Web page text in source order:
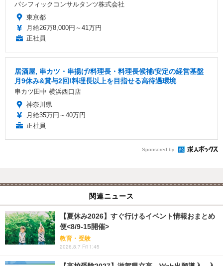
パシフィックコンサルタンツ株式会社
東京都
月給26万8,000円～41万円
正社員
居酒屋, 串カツ・串揚げ/料理長・料理長候補/安定の経営基盤
月9休み&賞与2回!料理長以上を目指せる高待遇環境
串カツ田中 横浜西口店
神奈川県
月給35万円～40万円
正社員
Sponsored by
関連ニュース
【夏休み2026】すぐ行けるイベント情報おまとめ
便<8/9-15開催>
教育・受験
2026.8.7 Fri 1:45